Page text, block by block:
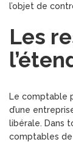
l’objet de
Les
Le comptable
d’une
libérale. Dans
comptables de